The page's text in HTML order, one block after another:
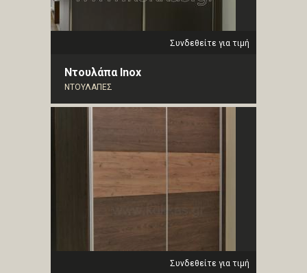
Συνδεθείτε για τιμή
Ντουλάπα Inox
ΝΤΟΥΛΑΠΕΣ
Συνδεθείτε για τιμή